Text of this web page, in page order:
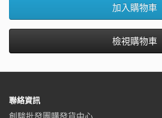
加入購物車
檢視購物車
聯絡資訊